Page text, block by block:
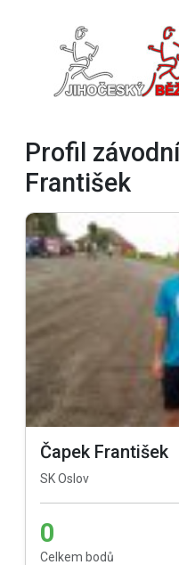
Profil
František
Čapek František
SK Oslov
0
Celkem bodů